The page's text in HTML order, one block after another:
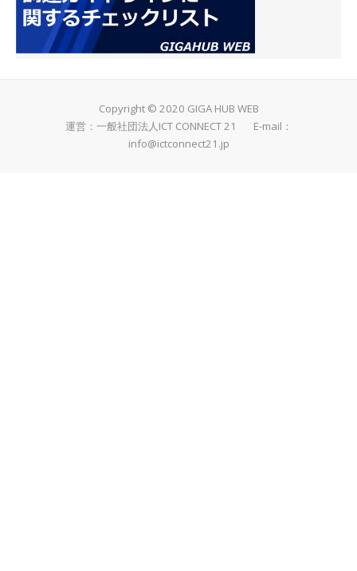
Copyright © 2020 GIGA HUB WEB
運営：一般社団法人ICT CONNECT 21 E-mail：
info@ictconnect21.jp